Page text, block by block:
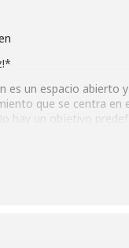
es un espacio abierto
que se centra
hay un objetivo
de Mayo, 24